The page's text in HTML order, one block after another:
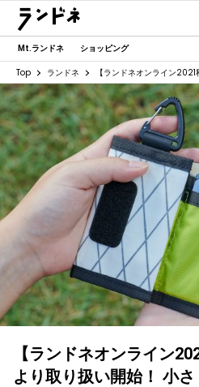
Mt.ランドネ ショッピング
Top ランドネ 【ランドネオンライン
【ランドネオンライン
より取り扱い開始！ 小